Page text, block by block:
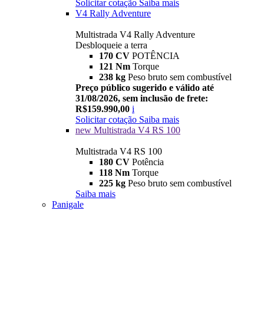
Solicitar cotação Saiba mais
V4 Rally Adventure
Multistrada V4 Rally Adventure
Desbloqueie a terra
170 CV POTÊNCIA
121 Nm Torque
238 kg Peso bruto sem combustível
Preço público sugerido e válido até
31/08/2026, sem inclusão de frete:
R$159.990,00 i
Solicitar cotação Saiba mais
new Multistrada V4 RS 100
Multistrada V4 RS 100
180 CV Potência
118 Nm Torque
225 kg Peso bruto sem combustível
Saiba mais
Panigale